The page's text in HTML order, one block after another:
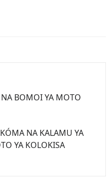
BOMOI YA MOTO
NA KALAMU YA
YA KOLOKISA